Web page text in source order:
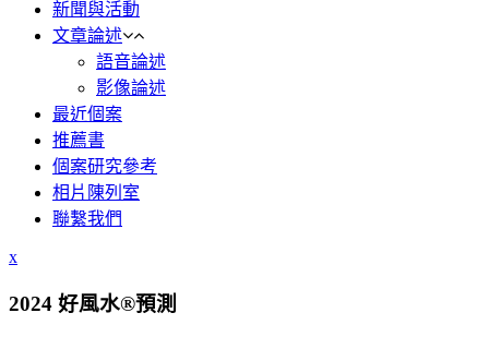
新聞與活動
文章論述
語音論述
影像論述
最近個案
推薦書
個案研究參考
相片陳列室
聯繫我們
x
2024 好風水®預測